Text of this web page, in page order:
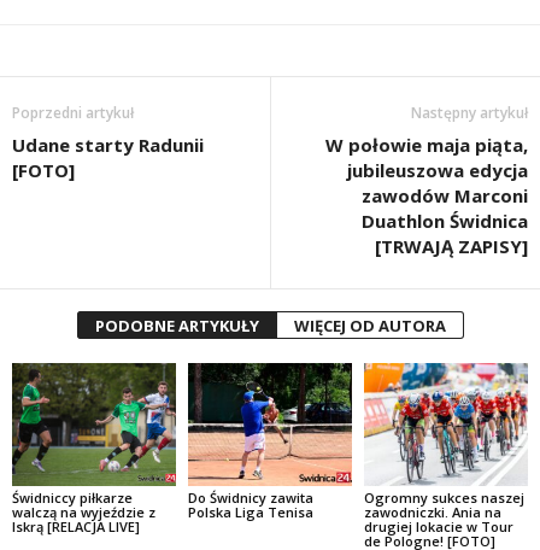
Poprzedni artykuł
Udane starty Radunii
[FOTO]
Następny artykuł
W połowie maja piąta,
jubileuszowa edycja
zawodów Marconi
Duathlon Świdnica
[TRWAJĄ ZAPISY]
PODOBNE ARTYKUŁY WIĘCEJ OD AUTORA
Świdniccy piłkarze
walczą na wyjeździe z
Iskrą [RELACJA LIVE]
Do Świdnicy zawita
Polska Liga Tenisa
Ogromny sukces naszej
zawodniczki. Ania na
drugiej lokacie w Tour
de Pologne! [FOTO]